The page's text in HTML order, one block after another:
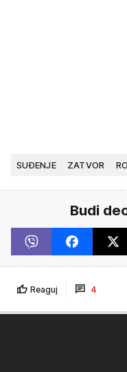
SUĐENJE ZATVOR
Budi
Reaguj 4